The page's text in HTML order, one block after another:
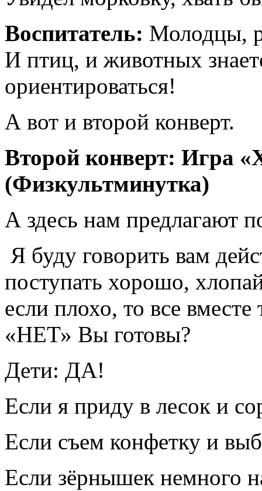
Воспитатель: Молодцы,
И птиц, и животных
ориентироваться!
А вот и второй конверт.
Второй конверт: Игра
(Физкультминутка)
А здесь нам предлагают
Я буду говорить вам
поступать хорошо,
если плохо, то все
«НЕТ» Вы готовы?
Дети: ДА!
Если я приду в лесок и
Если съем конфетку и
Если зёрнышек немного